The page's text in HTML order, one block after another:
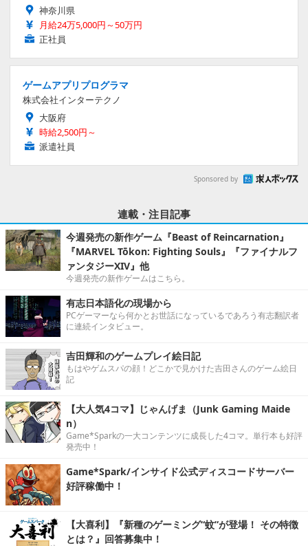
神奈川県
月給24万5,000円～50万円
正社員
ゲームアプリプログラマ
株式会社インターテクノ
大阪府
時給2,500円～
派遣社員
Sponsored by
連載・注目記事
今週発売の新作ゲーム『Beast of Reincarnation』
『MARVEL Tōkon: Fighting Souls』『ファイナルフ
ァンタジーXIV』他
今週発売の新作ゲームはこちら。
有志日本語化の現場から
PCゲーマーなら何かとお世話になっているであろう有志翻訳者
に連続インタビュー。
吉田輝和のゲームプレイ絵日記
もはやゲムスパの顔！どこかで見かけた吉田さんのゲーム絵日
記
【大人気4コマ】じゃんげま（Junk Gaming Maide
n）
Game*Sparkの一大コンテンツに成長した4コマ。単行本も好評
発売中！
Game*Spark/インサイド公式ディスコードサーバー
好評稼働中！
【大喜利】『新種のゲーミング“蚊”が登場！ その特徴
とは？』回答募集中！